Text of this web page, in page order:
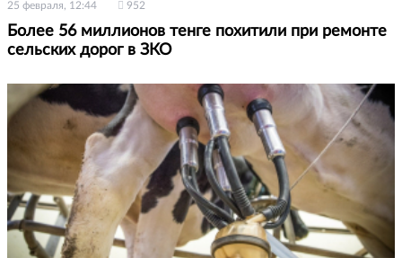
25 февраля, 12:44 952
Более 56 миллионов тенге похитили при ремонте
сельских дорог в ЗКО